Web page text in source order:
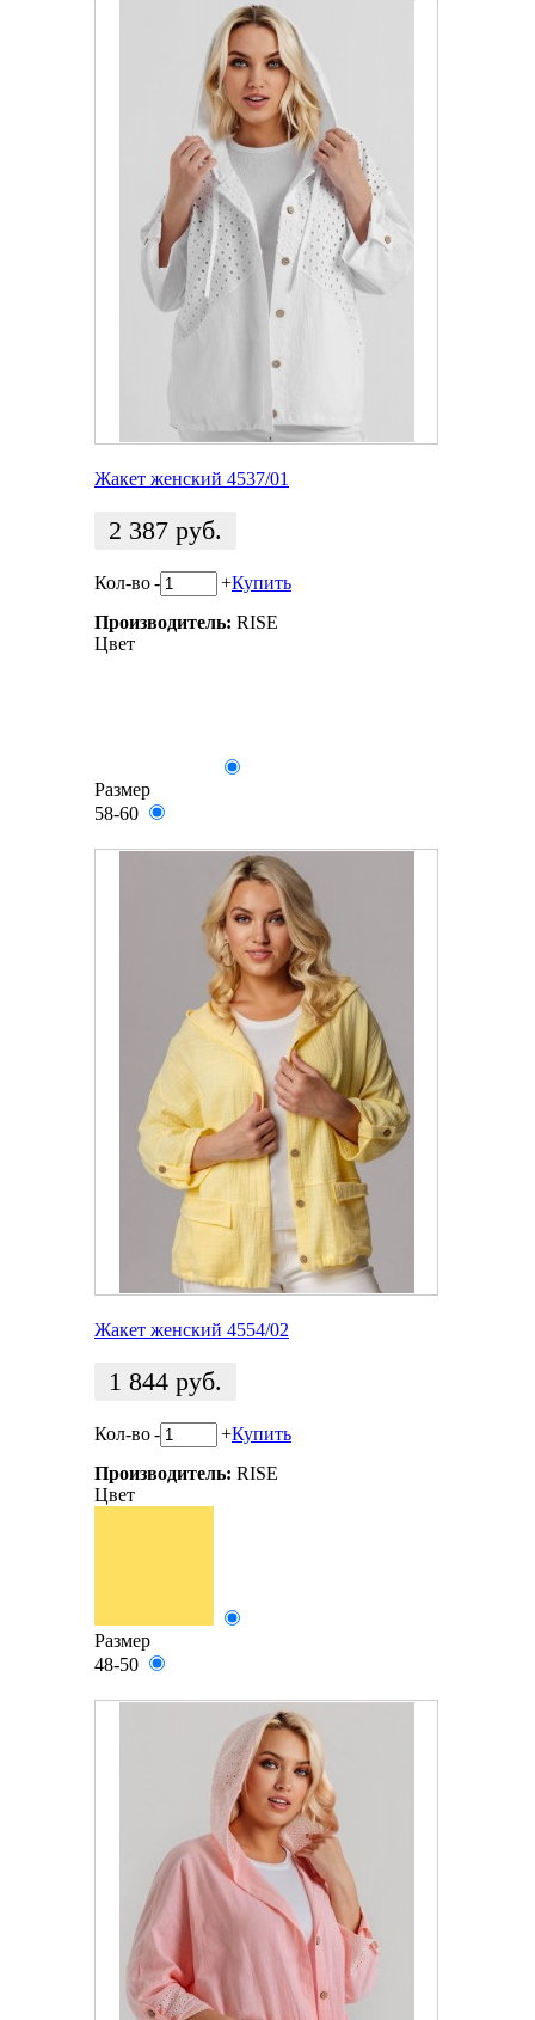
Жакет женский 4537/01
2 387 руб.
Кол-во- +Купить
Производитель: RISE
Цвет
Размер
58-60
Жакет женский 4554/02
1 844 руб.
Кол-во- +Купить
Производитель: RISE
Цвет
Размер
48-50